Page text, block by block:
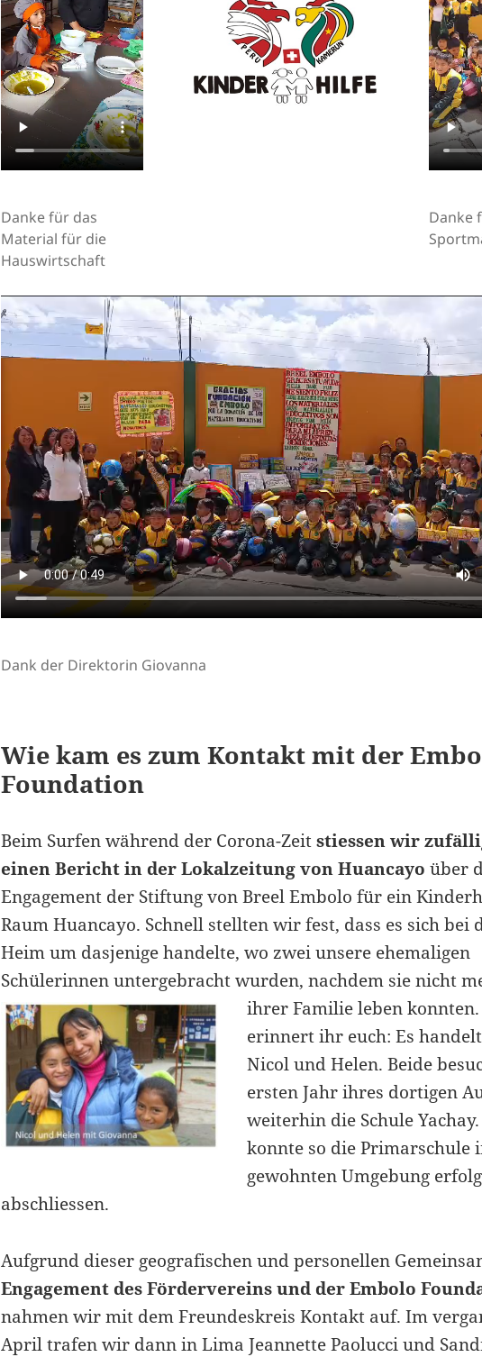
Danke für das
Material für die
Hauswirtschaft
Danke
Dank der Direktorin Giovanna
Wie kam es zum Kontakt mit der
Foundation
Beim Surfen während der Corona-Zeitstiessen wir
einen Bericht in der Lokalzeitung von Huancayo über
Engagement der Stiftung von Breel Embolo für ein
Raum Huancayo. Schnell stellten wir fest, dass es sich bei
Heim um dasjenige handelte, wo zwei unsere ehemaligen
Schülerinnen untergebracht wurden, nachdem sie nicht
ihrer Familie leben
erinnert ihr euch: Es
Nicol und Helen. Beide
ersten Jahr ihres dortigen
weiterhin die Schule
konnte so die Primarschule
gewohnten Umgebung
abschliessen.
Aufgrund dieser geografischen und personellen
Engagement des Fördervereins und der Embolo
nahmen wir mit dem Freundeskreis Kontakt auf. Im
April trafen wir dann in Lima Jeannette Paolucci und